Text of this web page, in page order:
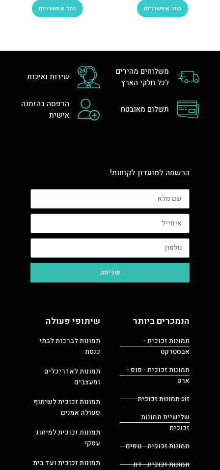
בחר אפשרויות בחר אפשרויות
משלוחים מהירים
לכל חלקי הארץ
שירות ואיכות
תשלום מאובטח
הדפסה בהזמנה
אישית
הרשמה למועדון לקוחות!
שליחה
הנמכרים ביותר
תמונות זכוכית -
אבסטרקט
תמונות זכוכית - פופ -
ארט
זוג תמונות זכוכית
שלישיית תמונות
זכוכית
תמונות זכוכית - נופים
תמונות זכוכית - דת
שיתופי פעולה
תמונות לברכות לבתי
כנסת
תמונות לאדריכלים
ומעצבים
תמונות זכוכית לשיתוף
פעולה אמנים
תמונות זכוכית למיתוג
עסקי
תמונות זכוכית ועד בית